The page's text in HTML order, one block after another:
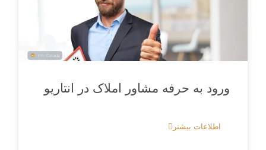
ورود به حرفه مشاور املاک در انتاریو
اطلاعات بیشتر